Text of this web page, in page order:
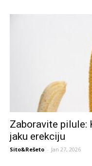
Zaboravite pilule:
jaku erekciju
Sito&Rešeto - Jan 27, 2026